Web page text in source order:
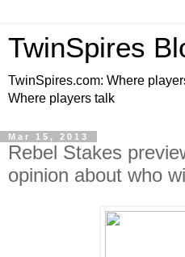
TwinSpires
TwinSpires.com: Where
Where players talk
Mar 15, 2013
Rebel Stakes
opinion about who